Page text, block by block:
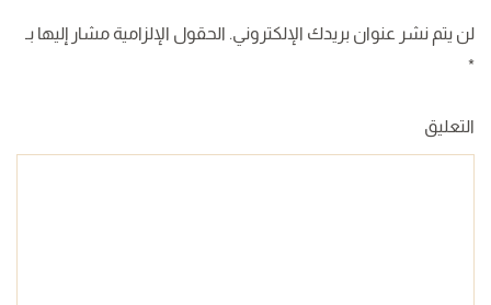
لن يتم نشر عنوان بريدك الإلكتروني. الحقول الإلزامية مشار إليها بـ
*
التعليق